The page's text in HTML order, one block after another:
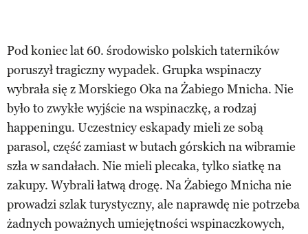
Pod koniec lat 60. środowisko polskich taterników
poruszył tragiczny wypadek. Grupka wspinaczy
wybrała się z Morskiego Oka na Żabiego Mnicha. Nie
było to zwykłe wyjście na wspinaczkę, a rodzaj
happeningu. Uczestnicy eskapady mieli ze sobą
parasol, część zamiast w butach górskich na wibramie
szła w sandałach. Nie mieli plecaka, tylko siatkę na
zakupy. Wybrali łatwą drogę. Na Żabiego Mnicha nie
prowadzi szlak turystyczny, ale naprawdę nie potrzeba
żadnych poważnych umiejętności wspinaczkowych,